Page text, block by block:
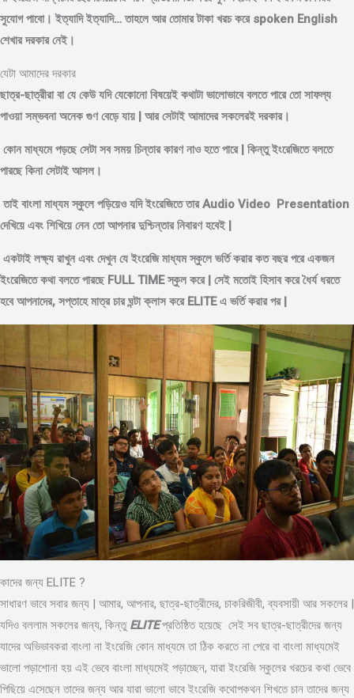
সুযোগ পাবো। ইত্যাদি ইত্যাদি… তাহলে আর তোমার টাকা খরচ করে spoken English
শেখার দরকার নেই।
যেটা আমাদের দরকার
ছাত্র-ছাত্রীরা বা যে কেউ যদি যেকোনো বিষয়েই কথাটা ভালোভাবে বলতে পারে তো সাফল্য
পাওয়া সম্ভবনা অনেক গুণ বেড়ে যায় | আর সেটাই আমাদের সকলেরই দরকার।
কোন মাধ্যমে পড়ছে সেটা সব সময় চিন্তার কারণ নাও হতে পারে | কিন্তু ইংরেজিতে বলতে
পারছে কিনা সেটাই আসল।
তাই বাংলা মাধ্যম স্কুলে পড়িয়েও যদি ইংরেজিতে তার Audio Video Presentation
দেখিয়ে এবং শিখিয়ে নেন তো আপনার দুশ্চিন্তার নিবারণ হবেই |
একটাই লক্ষ্য রাখুন এবং দেখুন যে ইংরেজি মাধ্যম স্কুলে ভর্তি করার কত বছর পরে একজন
ইংরেজিতে কথা বলতে পারছে FULL TIME স্কুল করে | সেই মতোই হিসাব করে ধৈর্য ধরতে
হবে আপনাদের, সপ্তাহে মাত্র চার ঘন্টা ক্লাস করে ELITE এ ভর্তি করার পর |
কাদের জন্য ELITE ?
সাধারণ ভাবে সবার জন্য | আমার, আপনার, ছাত্র-ছাত্রীদের, চাকরিজীবী, ব্যবসায়ী আর সকলের |
যদিও বললাম সকলের জন্য, কিন্তু ELITEপ্রতিষ্ঠিত হয়েছে সেই সব ছাত্র-ছাত্রীদের জন্য
যাদের অভিভাবকরা বাংলা না ইংরেজি কোন মাধ্যমে তা ঠিক করতে না পেরে বা বাংলা মাধ্যমেই
ভালো পড়াশোনা হয় এই ভেবে বাংলা মাধ্যমেই পড়াচ্ছেন, যারা ইংরেজি স্কুলের খরচের কথা ভেবে
পিছিয়ে এসেছেন তাদের জন্য আর যারা ভালো ভাবে ইংরেজি কথোপকথন শিখতে চান তাদের জন্য